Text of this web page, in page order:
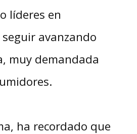
líderes en
seguir avanzando
muy demandada
ha recordado que